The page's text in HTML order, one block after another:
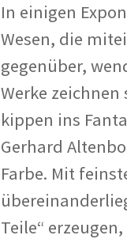
In einigen
Wesen, die
gegenüber,
Werke
kippen ins
Gerhard
Farbe. Mit
Teile“